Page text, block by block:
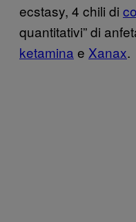
ecstasy, 4 chili di
quantitativi” di
ketamina e Xanax.